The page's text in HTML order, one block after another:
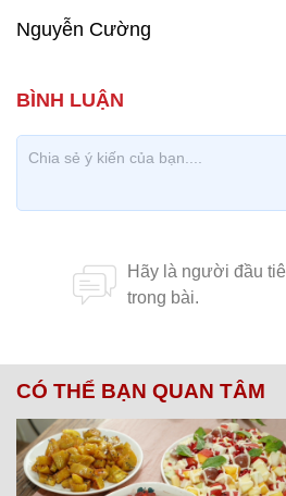
Nguyễn Cường
CÓ THỂ BẠN QUAN TÂM